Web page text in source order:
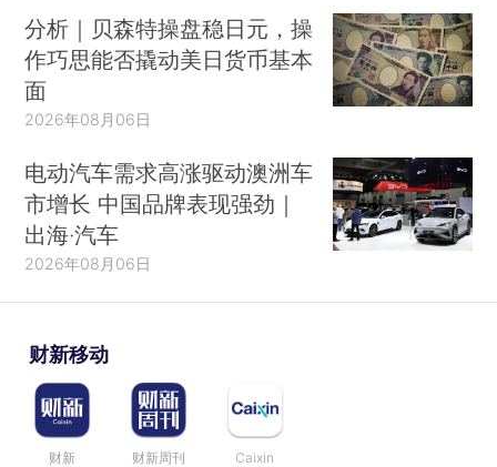
分析｜贝森特操盘稳日元，操
作巧思能否撬动美日货币基本
面
2026年08月06日
电动汽车需求高涨驱动澳洲车
市增长 中国品牌表现强劲｜
出海·汽车
2026年08月06日
财新移动
财新 财新周刊 Caixin